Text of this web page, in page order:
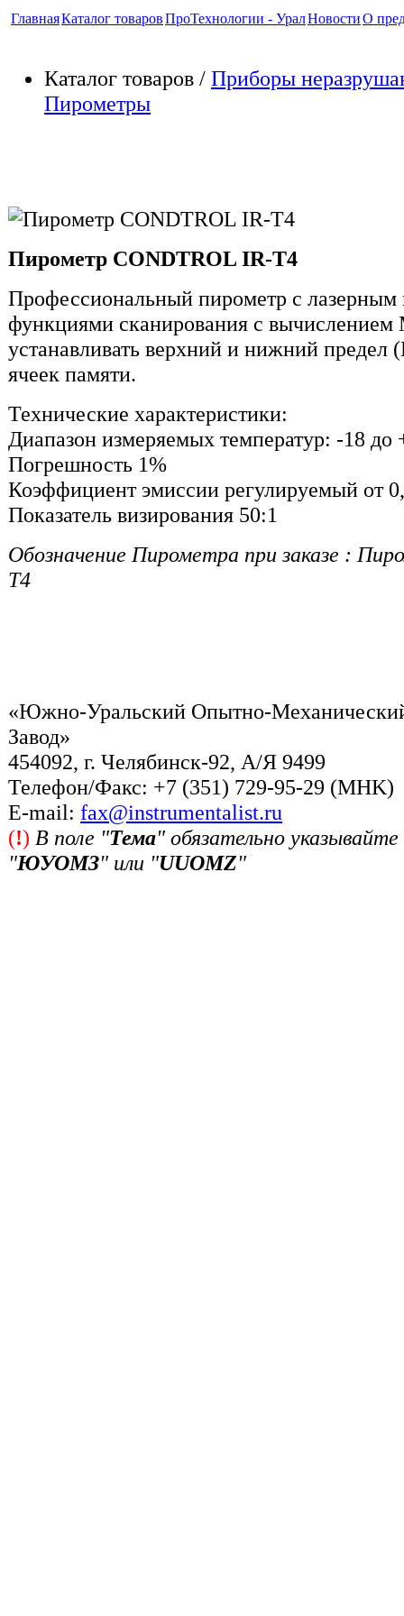
ГлавнаяКаталог товаровПроТехнологии - УралНовостиО
Каталог товаров / Приборы
Пирометры
Пирометр CONDTROL IR-T4
Профессиональный пирометр с
функциями сканирования с вычислением
устанавливать верхний и нижний
ячеек памяти.
Технические характеристики:
Диапазон измеряемых температур: -18 до
Погрешность 1%
Коэффициент эмиссии регулируемый от
Показатель визирования 50:1
Обозначение Пирометра при заказе :
T4
«Южно-Уральский Опытно-
Завод»
454092, г. Челябинск-92, А/Я 9499
Телефон/Факс: +7 (351) 729-95-29 (MHK)
Е-mail: fax@instrumentalist.ru
(!) В поле "Тема" обязательно указывайте
"ЮУОМЗ" или "UUOMZ"